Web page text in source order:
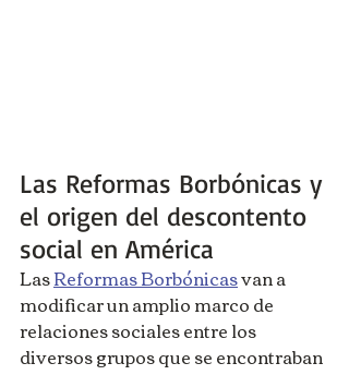
Las Reformas Borbónicas y
el origen del descontento
social en América
Las Reformas Borbónicas van a
modificar un amplio marco de
relaciones sociales entre los
diversos grupos que se encontraban